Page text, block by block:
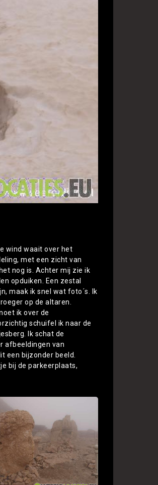
wind waait over het
met een zicht van
nog is. Achter mij zie ik
opduiken. Een zestal
maak ik snel wat foto´s. Ik
op de altaren.
ik over de
schuifel ik naar de
Ik schat de
afbeeldingen van
een bijzonder beeld.
bij de parkeerplaats,